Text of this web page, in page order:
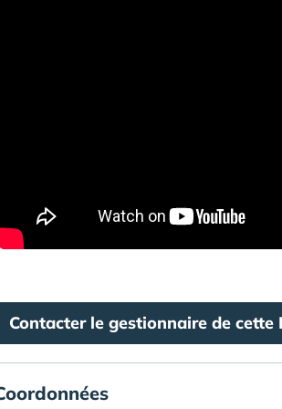
Contacter le gestionnaire de cette